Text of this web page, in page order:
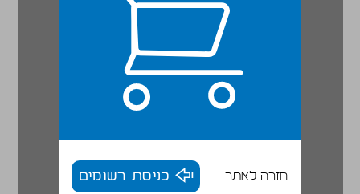
חזרה לאתר כניסת רשומים